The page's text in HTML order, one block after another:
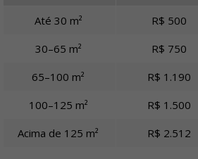
Até 30 m² R$ 500
30–65 m²
R$ 750
65–100 m²
R$ 1.190
100–125 m²
R$ 1.500
Acima de 125 m²
R$ 2.512